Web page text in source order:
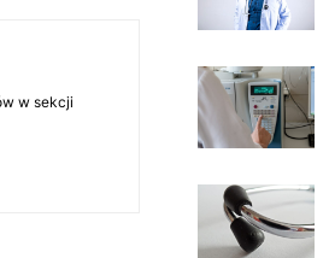
w sekcji